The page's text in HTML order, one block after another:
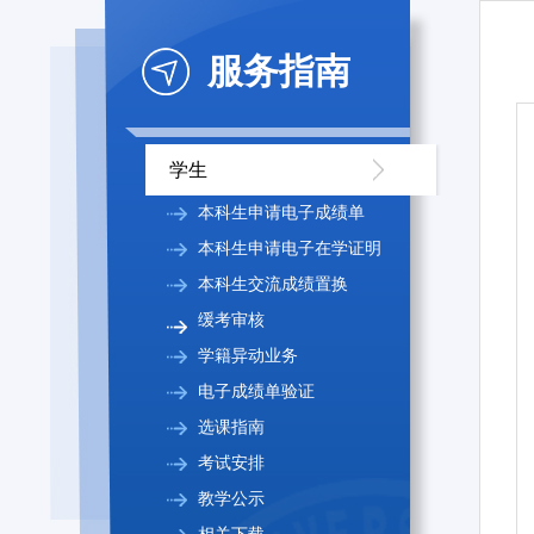
服务指南
学生
本科生申请电子成绩单
本科生申请电子在学证明
本科生交流成绩置换
缓考审核
学籍异动业务
电子成绩单验证
选课指南
考试安排
教学公示